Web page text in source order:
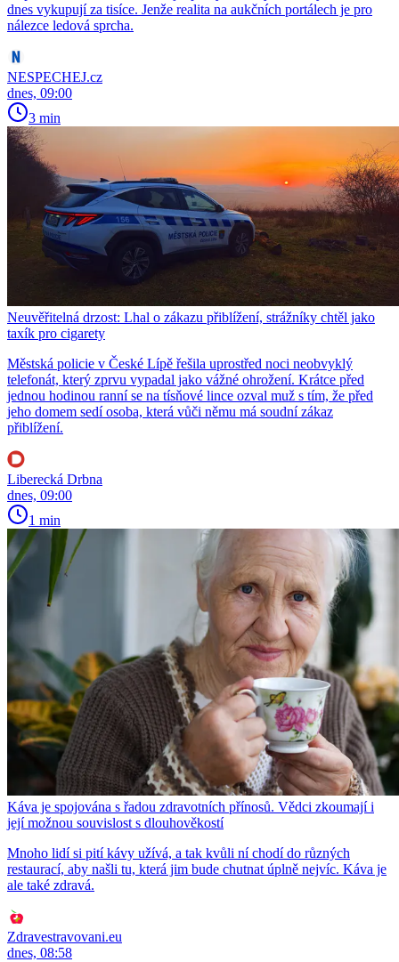
dnes vykupují za tisíce. Jenže realita na aukčních portálech je pro
nálezce ledová sprcha.
NESPECHEJ.cz
dnes, 09:00
3 min
Neuvěřitelná drzost: Lhal o zákazu přiblížení, strážníky chtěl jako
taxík pro cigarety
Městská policie v České Lípě řešila uprostřed noci neobvyklý
telefonát, který zprvu vypadal jako vážné ohrožení. Krátce před
jednou hodinou ranní se na tísňové lince ozval muž s tím, že před
jeho domem sedí osoba, která vůči němu má soudní zákaz
přiblížení.
Liberecká Drbna
dnes, 09:00
1 min
Káva je spojována s řadou zdravotních přínosů. Vědci zkoumají i
její možnou souvislost s dlouhověkostí
Mnoho lidí si pití kávy užívá, a tak kvůli ní chodí do různých
restaurací, aby našli tu, která jim bude chutnat úplně nejvíc. Káva je
ale také zdravá.
Zdravestravovani.eu
dnes, 08:58